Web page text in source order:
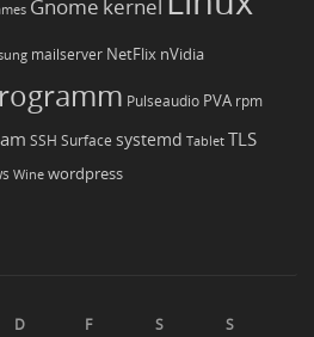
Gnome kernel
mailserver NetFlix nVidia
Pulseaudio PVA rpm
SSH Surface systemd Tablet TLS
Wine wordpress
D F S
S